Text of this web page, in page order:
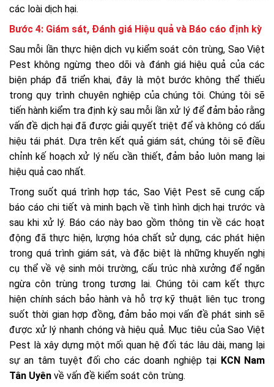
các loài dịch hại.
Bước 4: Giám sát, Đánh giá Hiệu quả và Báo cáo định kỳ
Sau mỗi lần thực hiện dịch vụ kiểm soát côn trùng, Sao Việt
Pest không ngừng theo dõi và đánh giá hiệu quả của các
biện pháp đã triển khai, đây là một bước không thể thiếu
trong quy trình chuyên nghiệp của chúng tôi. Chúng tôi sẽ
tiến hành kiểm tra định kỳ sau mỗi lần xử lý để đảm bảo rằng
vấn đề dịch hại đã được giải quyết triệt để và không có dấu
hiệu tái phát. Dựa trên kết quả giám sát, chúng tôi sẽ điều
chỉnh kế hoạch xử lý nếu cần thiết, đảm bảo luôn mang lại
hiệu quả cao nhất.
Trong suốt quá trình hợp tác, Sao Việt Pest sẽ cung cấp
báo cáo chi tiết và minh bạch về tình hình dịch hại trước và
sau khi xử lý. Báo cáo này bao gồm thông tin về các hoạt
động đã thực hiện, lượng hóa chất sử dụng, các phát hiện
trong quá trình giám sát, và đặc biệt là những khuyến nghị
cụ thể về vệ sinh môi trường, cấu trúc nhà xưởng để ngăn
ngừa côn trùng trong tương lai. Chúng tôi cam kết thực
hiện chính sách bảo hành và hỗ trợ kỹ thuật liên tục trong
suốt thời gian hợp đồng, đảm bảo mọi vấn đề phát sinh sẽ
được xử lý nhanh chóng và hiệu quả. Mục tiêu của Sao Việt
Pest là xây dựng một mối quan hệ đối tác lâu dài, mang lại
sự an tâm tuyệt đối cho các doanh nghiệp tại KCN Nam
Tân Uyên về vấn đề kiểm soát côn trùng.